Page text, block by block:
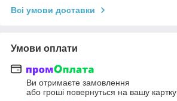
Всі умови доставки
Умови оплати
Ви отримаєте замовлення
або гроші повернуться на вашу картку